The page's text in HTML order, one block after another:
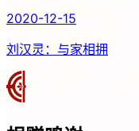
2020-12-15
刘汉灵：与家相拥
杨得俭校友国际交流项目
宁波人才服务中心
1000元